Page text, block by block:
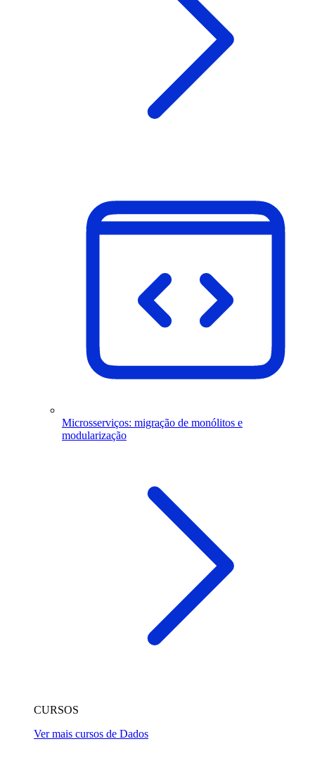
Microsserviços: migração de monólitos e
modularização
CURSOS
Ver mais cursos de Dados